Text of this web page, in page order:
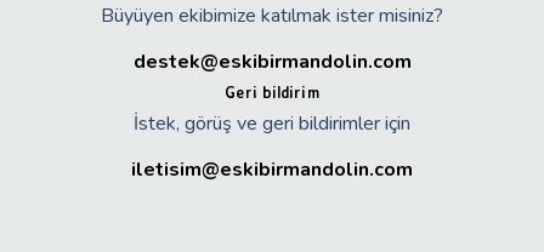
Büyüyen ekibimize katılmak ister misiniz?
destek@eskibirmandolin.com
Geri bildirim
İstek, görüş ve geri bildirimler için
iletisim@eskibirmandolin.com